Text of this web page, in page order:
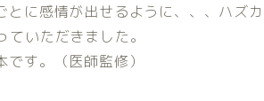
に感情が出せるように、、、ハズカ
いただきました。
す。（医師監修）